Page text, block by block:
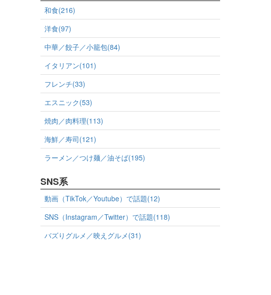
和食(216)
洋食(97)
中華／餃子／小籠包(84)
イタリアン(101)
フレンチ(33)
エスニック(53)
焼肉／肉料理(113)
海鮮／寿司(121)
ラーメン／つけ麺／油そば(195)
SNS系
動画（TikTok／Youtube）で話題(12)
SNS（Instagram／Twitter）で話題(118)
バズりグルメ／映えグルメ(31)